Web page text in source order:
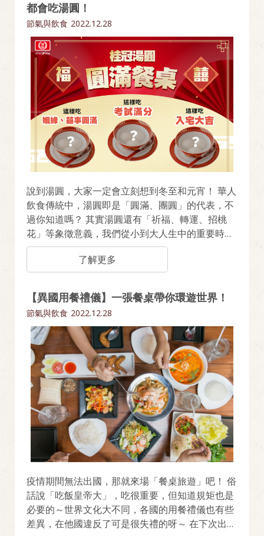
都會吃湯圓！
節氣與飲食 2022.12.28
說到湯圓，大家一定會立刻想到冬至和元宵！ 華人
飲食傳統中，湯圓即是「圓滿、團圓」的代表，不
過你知道嗎？ 其實湯圓還有「祈福、轉運、招桃
花」等象徵意義，我們從小到大人生中的重要時
刻，也都少不了一碗湯圓。 原來湯圓不只是品嚐美
味，更是幸福的象徵！
了解更多
【異國用餐禮儀】一張餐桌帶你環遊世界！
節氣與飲食 2022.12.28
疫情期間無法出國，那就來場「餐桌旅遊」吧！ 俗
話說「吃飯皇帝大」，吃很重要，但知道規矩也是
必要的～世界文化大不同，各國的用餐禮儀也有些
差異，在他國違反了可是很失禮的呀～ 在下次出國